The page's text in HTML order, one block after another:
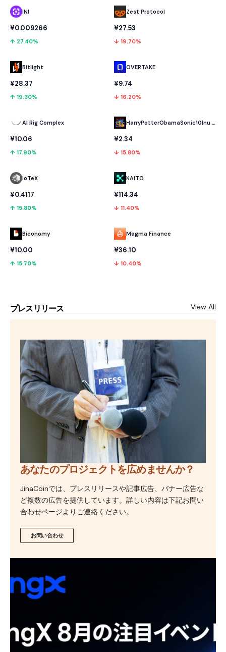
INI
¥0.009266
↑ 27.40%
Bitlight
¥28.37
↑ 19.30%
AI Rig Complex
¥10.06
↑ 17.90%
IoTeX
¥0.4117
↑ 15.80%
Biconomy
¥10.00
↑ 15.70%
Zest Protocol
¥27.53
↓ 19.70%
OVERTAKE
¥9.74
↓ 16.20%
HarryPotterObamaSonic10Inu (ETH)
¥2.34
↓ 15.80%
KAITO
¥114.34
↓ 11.40%
Magma Finance
¥36.10
↓ 10.40%
プレスリリース View All
あなたのプロジェクトを広めませんか？
JinaCoinでは、プレスリリースや記事広告、バナー広告な
ど複数の広告を提供しています。詳しい内容は下記お問い
合わせページよりご連絡ください。
お問い合わせ